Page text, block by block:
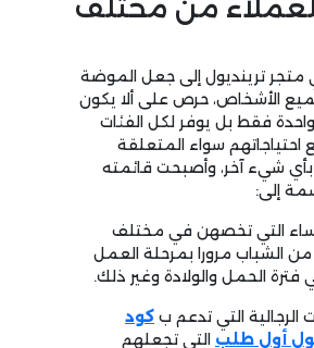
من مختلف
ترينديول إلى جعل الموضة
الأشخاص، حرص على ألا يكون
فقط بل يوفر لكل الفئات
احتياجاتهم سواء المتعلقة
شيء آخر، وأصبحت قائمته
إلى:
التي تخصهن في مختلف
من الشباب مرورا بمرحلة العمل
فترة الحمل والولادة وغير ذلك.
كود
أول طلب التي تجعلهم